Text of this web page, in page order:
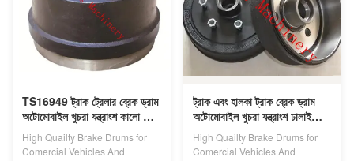
TS16949 ট্রাক ট্রেলার ব্রেক ড্রাম
অটোমোবাইল খুচরা যন্ত্রাংশ কালো কাস্ট
আয়রন
High Quailty Brake Drums for
Comercial Vehicles And
ট্রাক এবং হালকা ট্রাক ব্রেক ড্রাম
অটোমোবাইল খুচরা যন্ত্রাংশ ঢালাই
লোহা
High Quailty Brake Drums for
Comercial Vehicles And